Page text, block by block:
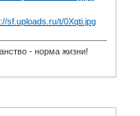
- норма жизни!